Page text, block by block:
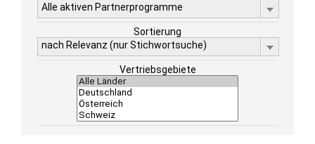
Alle aktiven Partnerprogramme
Sortierung
nach Relevanz (nur Stichwortsuche)
Vertriebsgebiete